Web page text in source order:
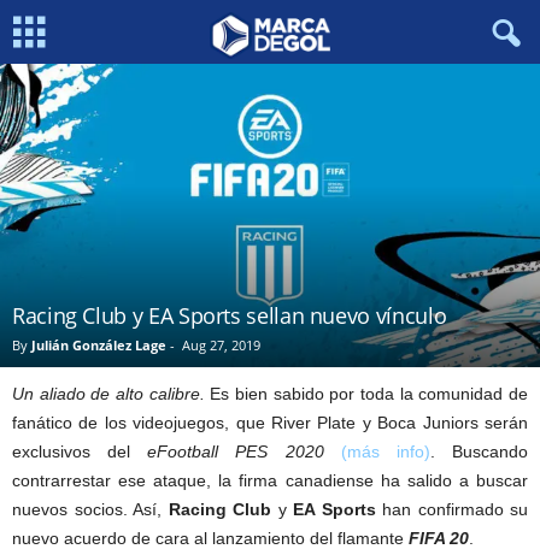
Racing Club y EA Sports sellan nuevo vínculo
By Julián González Lage - Aug 27, 2019
Un aliado de alto calibre. Es bien sabido por toda la comunidad de
fanático de los videojuegos, que River Plate y Boca Juniors serán
exclusivos deleFootball PES 2020 (más info) . Buscando
contrarrestar ese ataque, la firma canadiense ha salido a buscar
nuevos socios. Así, Racing Club y EA Sportshan confirmado su
nuevo acuerdo de cara al lanzamiento del flamante FIFA 20